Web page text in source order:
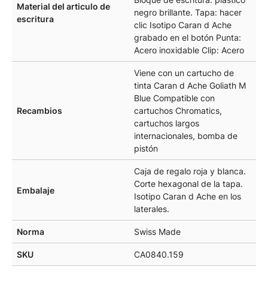
Material del articulo de
escritura
negro brillante. Tapa: hacer
clic Isotipo Caran d Ache
grabado en el botón Punta:
Acero inoxidable Clip: Acero
Recambios
Viene con un cartucho de
tinta Caran d Ache Goliath M
Blue Compatible con
cartuchos Chromatics,
cartuchos largos
internacionales, bomba de
pistón
Embalaje
Caja de regalo roja y blanca.
Corte hexagonal de la tapa.
Isotipo Caran d Ache en los
laterales.
Norma Swiss Made
SKU CA0840.159